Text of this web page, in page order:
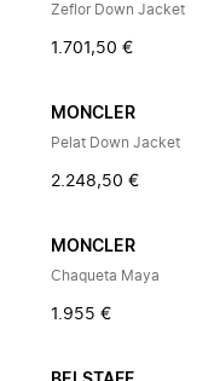
Zeflor Down Jacket
1.701,50 €
MONCLER
Pelat Down Jacket
2.248,50 €
MONCLER
Chaqueta Maya
1.955 €